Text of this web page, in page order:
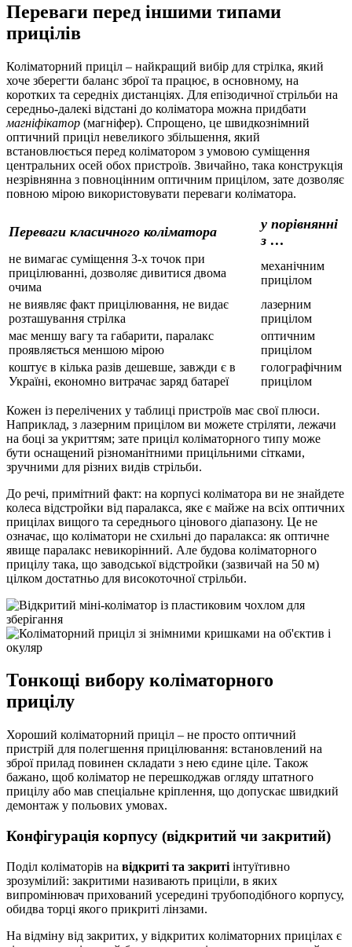
Переваги перед іншими типами
прицілів
Коліматорний приціл – найкращий вибір для стрілка, який
хоче зберегти баланс зброї та працює, в основному, на
коротких та середніх дистанціях. Для епізодичної стрільби на
середньо-далекі відстані до коліматора можна придбати
магніфікатор (магніфер). Спрощено, це швидкознімний
оптичний приціл невеликого збільшення, який
встановлюється перед коліматором з умовою суміщення
центральних осей обох пристроїв. Звичайно, така конструкція
незрівнянна з повноцінним оптичним прицілом, зате дозволяє
повною мірою використовувати переваги коліматора.
Переваги класичного коліматора
у порівнянні
з …
не вимагає суміщення 3-х точок при
прицілюванні, дозволяє дивитися двома
очима
механічним
прицілом
не виявляє факт прицілювання, не видає
розташування стрілка
лазерним
прицілом
має меншу вагу та габарити, паралакс
проявляється меншою мірою
оптичним
прицілом
коштує в кілька разів дешевше, завжди є в
Україні, економно витрачає заряд батареї
голографічним
прицілом
Кожен із перелічених у таблиці пристроїв має свої плюси.
Наприклад, з лазерним прицілом ви можете стріляти, лежачи
на боці за укриттям; зате приціл коліматорного типу може
бути оснащений різноманітними прицільними сітками,
зручними для різних видів стрільби.
До речі, примітний факт: на корпусі коліматора ви не знайдете
колеса відстройки від паралакса, яке є майже на всіх оптичних
прицілах вищого та середнього цінового діапазону. Це не
означає, що коліматори не схильні до паралакса: як оптичне
явище паралакс невикорінний. Але будова коліматорного
прицілу така, що заводської відстройки (зазвичай на 50 м)
цілком достатньо для високоточної стрільби.
Тонкощі вибору коліматорного
прицілу
Хороший коліматорний приціл – не просто оптичний
пристрій для полегшення прицілювання: встановлений на
зброї прилад повинен складати з нею єдине ціле. Також
бажано, щоб коліматор не перешкоджав огляду штатного
прицілу або мав спеціальне кріплення, що допускає швидкий
демонтаж у польових умовах.
Конфігурація корпусу (відкритий чи закритий)
Поділ коліматорів на відкриті та закриті інтуїтивно
зрозумілий: закритими називають приціли, в яких
випромінювач прихований усередині трубоподібного корпусу,
обидва торці якого прикриті лінзами.
На відміну від закритих, у відкритих коліматорних прицілах є